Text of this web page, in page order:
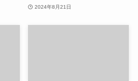
2024年8月21日